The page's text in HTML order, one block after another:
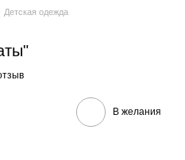
Детская одежда
В желания